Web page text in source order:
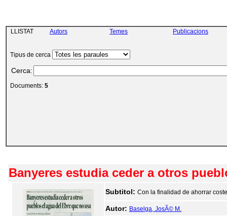
LLISTAT Autors Temes Publicacions
Tipus de cerca
Cerca:
Documents: 5
Banyeres estudia ceder a otros
Subtitol: Con la finalidad de ahorrar
Autor: Baselga, JosÃ© M.